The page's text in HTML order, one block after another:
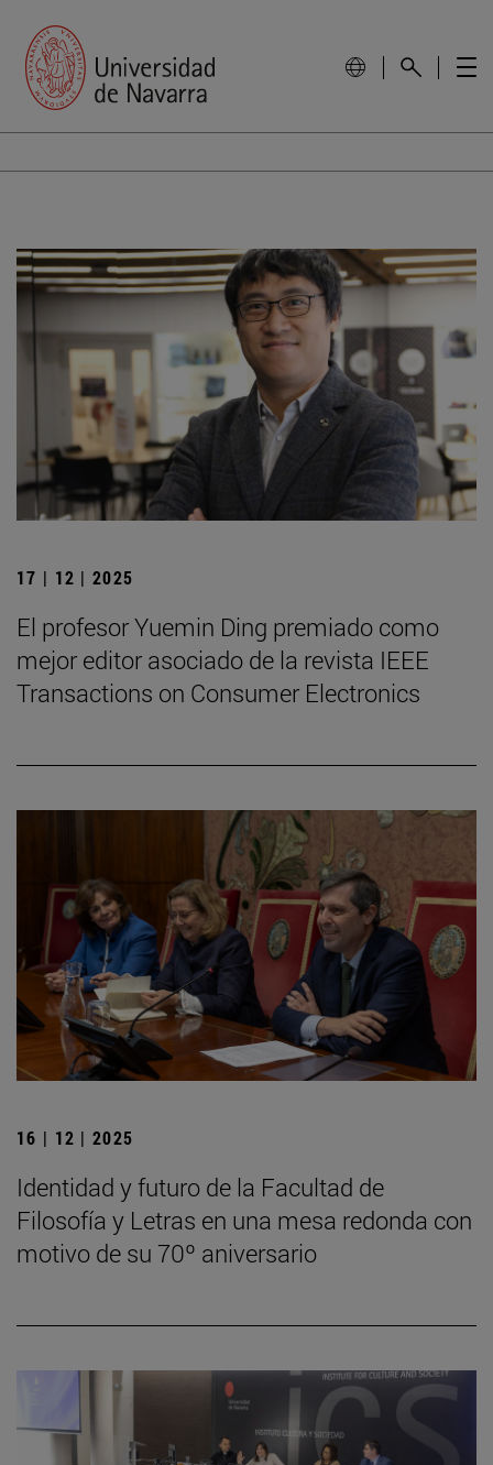
17 | 12 | 2025
El profesor Yuemin Ding premiado como
mejor editor asociado de la revista IEEE
Transactions on Consumer Electronics
16 | 12 | 2025
Identidad y futuro de la Facultad de
Filosofía y Letras en una mesa redonda con
motivo de su 70º aniversario